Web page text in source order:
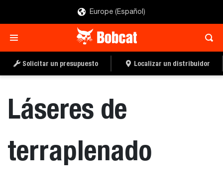
Europe (Español)
Solicitar un presupuesto Localizar un distribuidor
Láseres de
terraplenado
LOCALIZAR UN